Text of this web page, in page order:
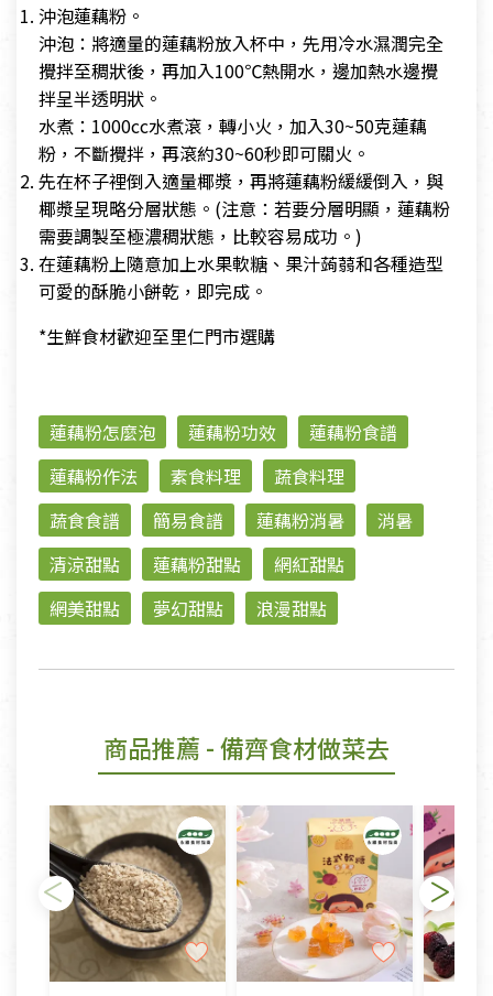
沖泡蓮藕粉。
沖泡：將適量的蓮藕粉放入杯中，先用冷水濕潤完全
攪拌至稠狀後，再加入100℃熱開水，邊加熱水邊攪
拌呈半透明狀。
水煮：1000cc水煮滾，轉小火，加入30~50克蓮藕
粉，不斷攪拌，再滾約30~60秒即可關火。
先在杯子裡倒入適量椰漿，再將蓮藕粉緩緩倒入，與
椰漿呈現略分層狀態。(注意：若要分層明顯，蓮藕粉
需要調製至極濃稠狀態，比較容易成功。)
在蓮藕粉上隨意加上水果軟糖、果汁蒟蒻和各種造型
可愛的酥脆小餅乾，即完成。
*生鮮食材歡迎至里仁門市選購
蓮藕粉怎麼泡 蓮藕粉功效
蓮藕粉食譜
蓮藕粉作法
素食料理
蔬食料理
蔬食食譜
簡易食譜 蓮藕粉消暑
消暑
清涼甜點
蓮藕粉甜點
網紅甜點
網美甜點
夢幻甜點 浪漫甜點
商品推薦 - 備齊食材做菜去